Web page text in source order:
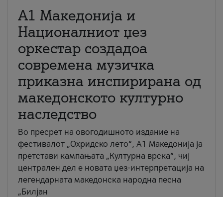
А1 Македонија и
Националниот џез
оркестар создадоа
современа музичка
приказна инспирирана од
македонското културно
наследство
Во пресрет на овогодишното издание на
фестивалот „Охридско лето“, А1 Македонија ја
претстави кампањата „Културна врска“, чиј
централен дел е новата џез-интерпретација на
легендарната македонска народна песна
„Билјан